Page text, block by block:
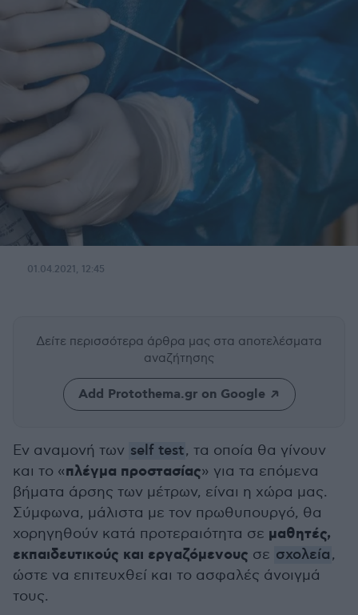
01.04.2021, 12:45
Δείτε περισσότερα άρθρα μας στα αποτελέσματα
αναζήτησης
Add Protothema.gr on Google
Εν αναμονή των self test, τα οποία θα γίνουν
και το «πλέγμα προστασίας» για τα επόμενα
βήματα άρσης των μέτρων, είναι η χώρα μας.
Σύμφωνα, μάλιστα με τον πρωθυπουργό, θα
χορηγηθούν κατά προτεραιότητα σε μαθητές,
εκπαιδευτικούς και εργαζόμενους σε σχολεία,
ώστε να επιτευχθεί και το ασφαλές άνοιγμά
τους.